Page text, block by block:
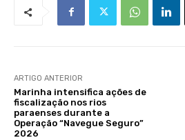
ARTIGO ANTERIOR
Marinha intensifica ações de
fiscalização nos rios
paraenses durante a
Operação “Navegue Seguro”
2026